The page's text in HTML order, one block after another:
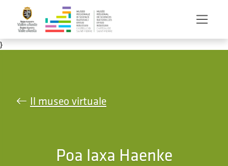
Salta al contenuto principale
}
Il museo virtuale
Poa laxa Haenke